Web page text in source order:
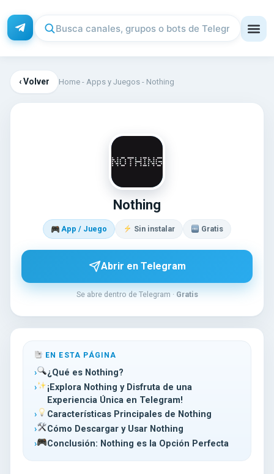
‹ Volver Home - Apps y Juegos - Nothing
NO
Nothing
App / Juego Sin instalar Gratis
Abrir en Telegram
Se abre dentro de Telegram · Gratis
EN ESTA PÁGINA
¿Qué es Nothing?
¡Explora Nothing y Disfruta de una
Experiencia Única en Telegram!
Características Principales de Nothing
Cómo Descargar y Usar Nothing
Conclusión: Nothing es la Opción Perfecta